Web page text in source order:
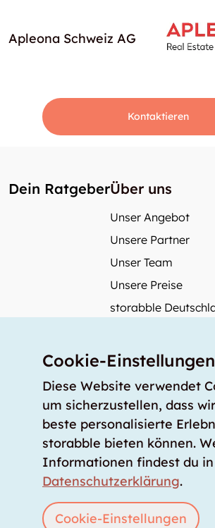
Apleona Schweiz AG
Kontaktieren
Dein RatgeberÜber uns
Unser Angebot
Unsere Partner
Unser Team
Unsere Preise
storabble
Mehr über storabble
Medienbeiträge
Wie gross muss ein Lagerraum sein?
Was kostet ein Lagerraum?
Für Lageranbieter
Anmelden Lagerraum inserieren
Cookie-Einstellungen
Diese Website verwendet
um sicherzustellen, dass
beste personalisierte
storabble bieten können.
Informationen findest du
Datenschutzerklärung.
Cookie-Einstellungen